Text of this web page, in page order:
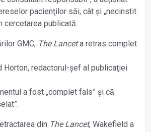
pacienţilor săi, cât și „necinstit
cercetarea publicată.
GMC, The Lanceta retras complet
Horton, redactorul-șef al publicaţiei
a fost „complet fals” și că
din The Lancet, Wakefield a